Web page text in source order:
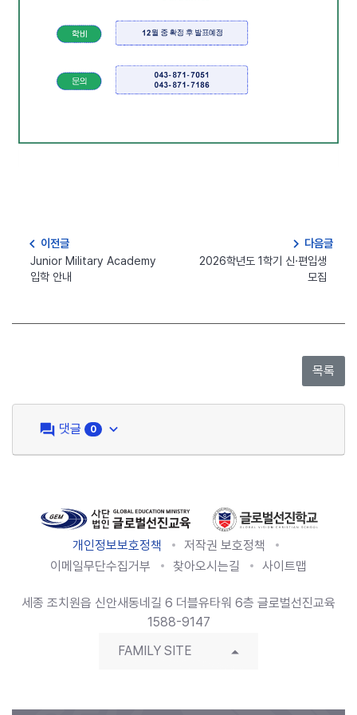
navigate_before 이전글
Junior Military Academy
입학 안내
navigate_next 다음글
2026학년도 1학기 신·편입생
모집
question_answer 댓글 0 keyboard_arrow_down
개인정보보호정책
저작권 보호정책
이메일무단수집거부
찾아오시는길 사이트맵
세종 조치원읍 신안새동네길 6 더블유타워 6층 글로벌선진교육
1588-9147
FAMILY SITE